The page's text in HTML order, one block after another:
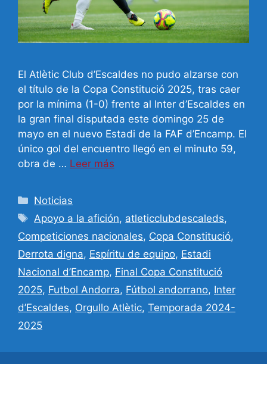
El Atlètic Club d’Escaldes no pudo alzarse con
el título de la Copa Constitució 2025, tras caer
por la mínima (1-0) frente al Inter d’Escaldes en
la gran final disputada este domingo 25 de
mayo en el nuevo Estadi de la FAF d’Encamp. El
único gol del encuentro llegó en el minuto 59,
obra de … Leer más
Categorías
Noticias
Etiquetas
Apoyo a la afición, atleticclubdescaleds,
Competiciones nacionales, Copa Constitució,
Derrota digna, Espíritu de equipo, Estadi
Nacional d’Encamp, Final Copa Constitució
2025, Futbol Andorra, Fútbol andorrano, Inter
d’Escaldes, Orgullo Atlètic, Temporada 2024-
2025